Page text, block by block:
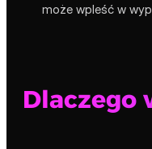
może wpleść w
Dlaczego